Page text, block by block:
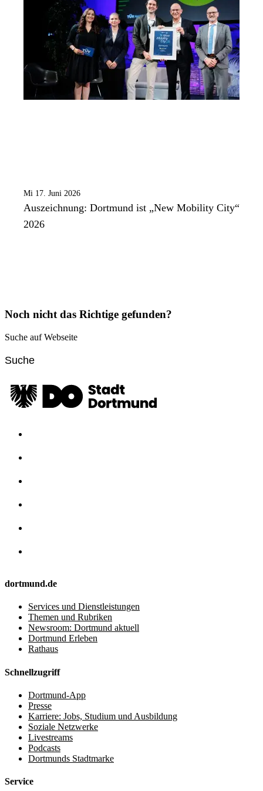
Mi 17. Juni 2026
Auszeichnung: Dortmund ist „New Mobility City“
2026
Noch nicht das Richtige gefunden?
Suche auf Webseite
dortmund.de
Services und Dienstleistungen
Themen und Rubriken
Newsroom: Dortmund aktuell
Dortmund Erleben
Rathaus
Schnellzugriff
Dortmund-App
Presse
Karriere: Jobs, Studium und Ausbildung
Soziale Netzwerke
Livestreams
Podcasts
Dortmunds Stadtmarke
Service